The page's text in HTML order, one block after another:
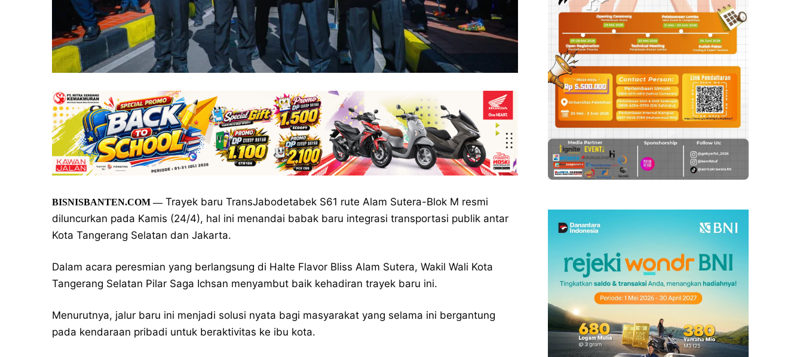
BISNISBANTEN.COM —Trayek baru TransJabodetabek S61 rute Alam Sutera-Blok M resmi
diluncurkan pada Kamis (24/4), hal ini menandai babak baru integrasi transportasi publik antar
Kota Tangerang Selatan dan Jakarta.
Dalam acara peresmian yang berlangsung di Halte Flavor Bliss Alam Sutera, Wakil Wali Kota
Tangerang Selatan Pilar Saga Ichsan menyambut baik kehadiran trayek baru ini.
Menurutnya, jalur baru ini menjadi solusi nyata bagi masyarakat yang selama ini bergantung
pada kendaraan pribadi untuk beraktivitas ke ibu kota.